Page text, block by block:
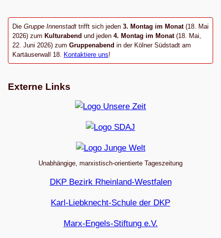
Die Gruppe Innenstadt trifft sich jeden 3. Montag im Monat (18. Mai
2026) zum Kulturabend und jeden 4. Montag im Monat(18. Mai,
22. Juni 2026) zum Gruppenabend in der Kölner Südstadt am
Kartäuserwall 18. Kontaktiere uns!
Externe Links
Unabhängige, marxistisch-orientierte Tageszeitung
DKP Bezirk Rheinland-Westfalen
Karl-Liebknecht-Schule der DKP
Marx-Engels-Stiftung e.V.